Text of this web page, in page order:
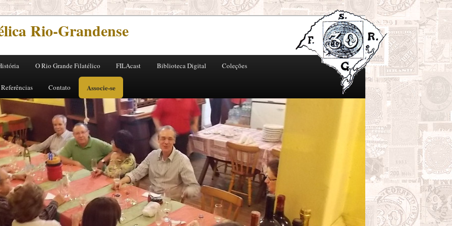
Rio-Grandense
O Rio Grande Filatélico FILAcast Biblioteca Digital Coleções
Contato Associe-se